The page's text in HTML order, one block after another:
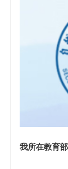
我所在教育